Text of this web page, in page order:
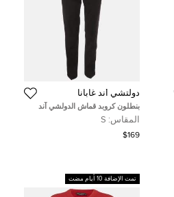
دولتشي أند غابانا
بنطلون كروبد قماش الدولشي آند
غابانا أسود ستريتش صوف مقاس
صغير - سمول
المقاس: S
$169
تمت الإضافة 10 أيام مضت